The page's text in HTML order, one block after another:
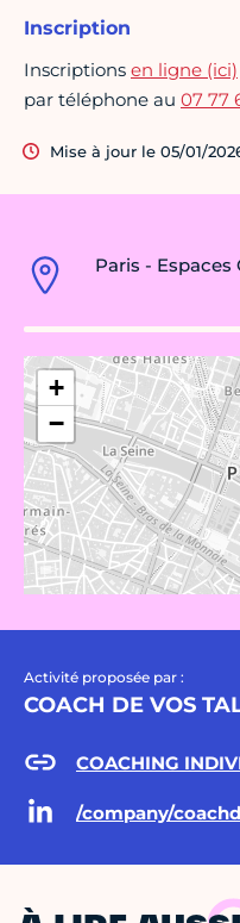
Paris - Espaces
+
−
Activité proposée par :
COACH DE VOS
/company/
Inscription
Inscriptions en ligne (ici)
par téléphone au 07 77
Mise à jour le 05/01/